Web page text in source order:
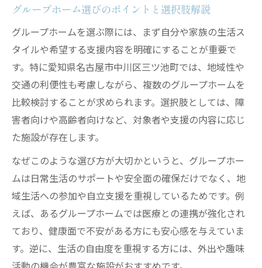
グループホーム選びのポイントと選択肢解説
グループホームを選ぶ際には、まず自分や家族の生活ス
タイルや希望する支援内容を明確にすることが重要で
す。特に愛知県名古屋市中川区三ツ池町では、地域性や
交通の利便性も考慮しながら、複数のグループホームを
比較検討することが求められます。選択肢としては、障
害者向けや高齢者向けなど、対象者や支援の内容に応じ
た施設が存在します。
なぜこのような選び方が大切かというと、グループホー
ムは日常生活のサポートや安全面の確保だけでなく、地
域生活への参加や自立支援を重視しているためです。例
えば、あるグループホームでは医療との連携が強化され
ており、健康面で不安がある方にも安心感を与えていま
す。逆に、生活の自由度を重視する方には、外出や趣味